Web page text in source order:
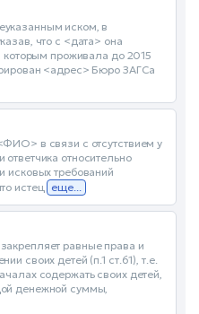
иском, в
что с <дата> она
которым проживала до 2015
<адрес> Бюро ЗАГСа
в связи с отсутствием у
относительно
исковых требований
истец еще...
равные права и
своих детей (п.1 ст.61), т.е.
содержать своих детей,
денежной суммы,